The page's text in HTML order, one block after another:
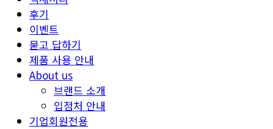
후기
이벤트
묻고 답하기
제품 사용 안내
About us
브랜드 소개
입점처 안내
기업회원전용